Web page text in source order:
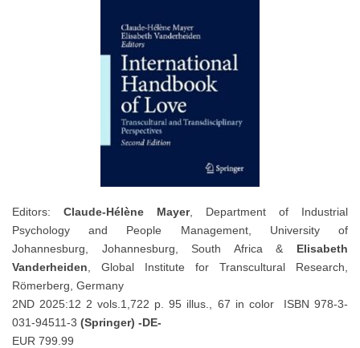
Editors: Claude-Hélène Mayer, Department of Industrial
Psychology and People Management, University of
Johannesburg, Johannesburg, South Africa & Elisabeth
Vanderheiden , Global Institute for Transcultural Research,
Römerberg, Germany
2ND 2025:12 2 vols.1,722 p. 95 illus., 67 in color ISBN 978-3-
031-94511-3 (Springer) -DE-
EUR 799.99